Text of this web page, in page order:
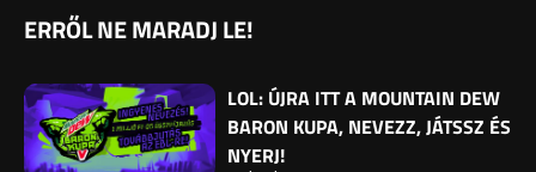
ERRŐL NE MARADJ LE!
LOL: ÚJRA ITT A MOUNTAIN DEW
BARON KUPA, NEVEZZ, JÁTSSZ ÉS
NYERJ!